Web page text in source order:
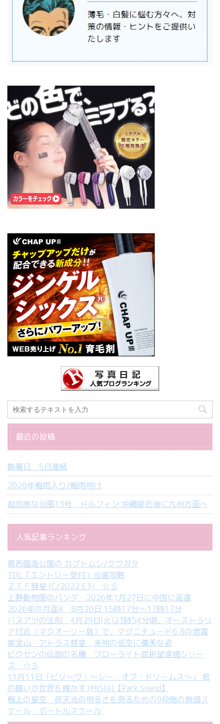
最近の投稿
酷暑日 5日連続
2026年梅雨入り/梅雨明け
超危険な台風13号 ドルフィン 沖縄接近後に九州方面へ
人気記事ランキング
葛西臨海公園の カブトムシ/クワガタ
TDL「エントリー受付」当選攻略
ＺＴＦ彗星 (C/2022 E3) ☆彡
上野動物園のパンダ 2026年1月27日に中国に返還
2026年の月面X 8月20日 15時17分～17時17分
バヌアツの法則 4月29日(火)23時54分頃、オーストラリ
ア付近（マクオーリー島）で、マグニチュード6.8の地震
紫金山・アトラス彗星 未明の低空に優美な姿
ビクセンの伝説の名機 フローライト屈折望遠鏡シリー
ズ ☆彡
11月11日「ビリーヴ！～シー・オブ・ドリームス～」 君
の願いが世界を輝かす (MISIA)【Park Sound】
極上の星空 夜天光の明るさを測るための9段階の数値ス
ケール ボートルスケール